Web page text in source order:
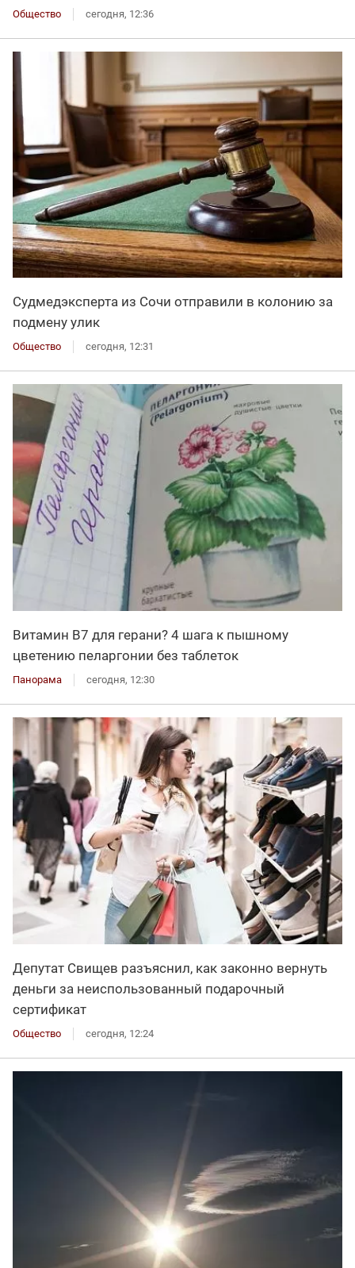
Общество сегодня, 12:36
Судмедэксперта из Сочи отправили в колонию за
подмену улик
Общество сегодня, 12:31
Витамин В7 для герани? 4 шага к пышному
цветению пеларгонии без таблеток
Панорама сегодня, 12:30
Депутат Свищев разъяснил, как законно вернуть
деньги за неиспользованный подарочный
сертификат
Общество сегодня, 12:24